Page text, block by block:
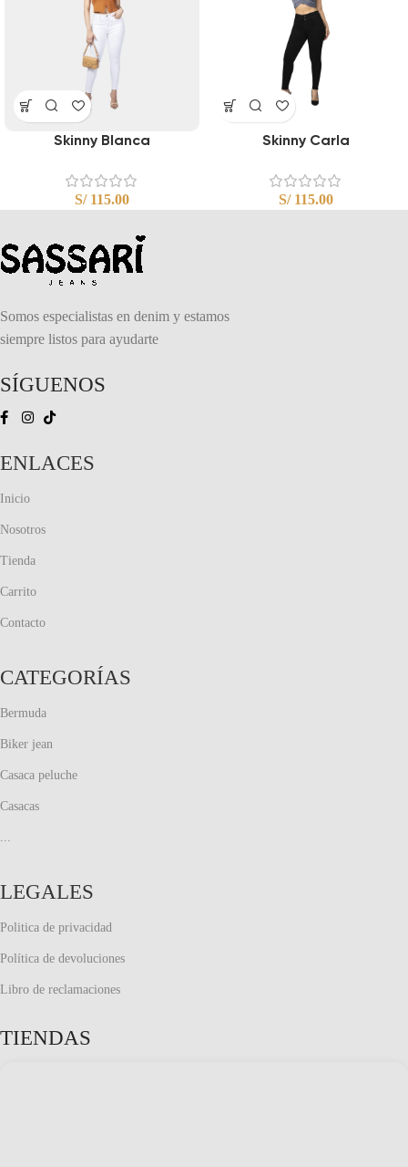
Skinny Blanca
S/115.00
Skinny Carla
S/115.00
Somos especialistas en denim y estamos
siempre listos para ayudarte
SÍGUENOS
ENLACES
Inicio
Nosotros
Tienda
Carrito
Contacto
CATEGORÍAS
Bermuda
Biker jean
Casaca peluche
Casacas
LEGALES
Politica de privacidad
Política de devoluciones
Libro de reclamaciones
TIENDAS